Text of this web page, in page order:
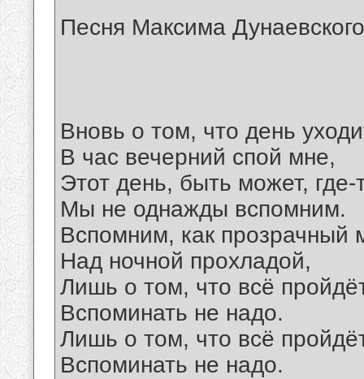
Песня Максима Дунаевского
Вновь о том, что день
В час вечерний спой мне,
Этот день, быть может, где-
Мы не однажды вспомним.
Вспомним, как прозрачный
Над ночной прохладой,
Лишь о том, что всё
Вспоминать не надо.
Лишь о том, что всё
Вспоминать не надо.